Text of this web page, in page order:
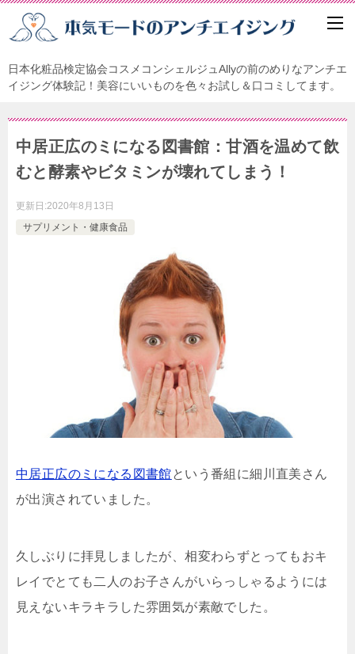
日本化粧品検定協会コスメコンシェルジュAllyの前のめりなアンチエ
イジング体験記！美容にいいものを色々お試し＆口コミしてます。
中居正広のミになる図書館：甘酒を温めて飲
むと酵素やビタミンが壊れてしまう！
更新日:2020年8月13日
サプリメント・健康食品
中居正広のミになる図書館という番組に細川直美さん
が出演されていました。
久しぶりに拝見しましたが、相変わらずとってもおキ
レイでとても二人のお子さんがいらっしゃるようには
見えないキラキラした雰囲気が素敵でした。